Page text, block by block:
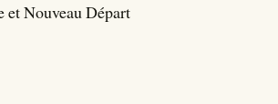
Nouveau Départ